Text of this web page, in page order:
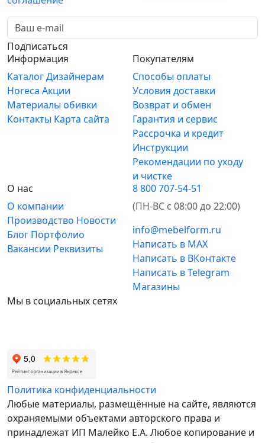
Подписаться
Информация
КаталогДизайнерам
Horeca Акции
Материалы обивки
Контакты Карта сайта
Покупателям
Способы оплаты
Условия доставки
Возврат и обмен
Гарантия и сервис
Рассрочка и кредит
Инструкции
Рекомендации по уходу
и чистке
О нас
О компании
Производство Новости
Блог Портфолио
Вакансии Реквизиты
8 800 707-54-51
(ПН-ВС с 08:00 до 22:00)
info@mebelform.ru
Написать в MAX
Написать в ВКонтакте
Написать в Telegram
Магазины
Мы в социальных сетях
Политика конфиденциальности
Любые материалы, размещённые на сайте, являются
охраняемыми объектами авторского права и
принадлежат ИП Малейко E.А. Любое копирование и